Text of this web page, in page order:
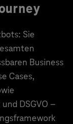
Sie
Business
Cases,
DSGVO –